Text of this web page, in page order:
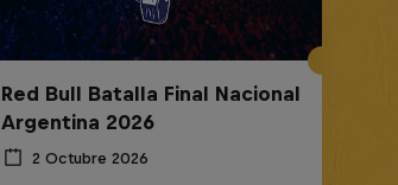
Red Bull Batalla Final Nacional
Argentina 2026
2 Octubre 2026